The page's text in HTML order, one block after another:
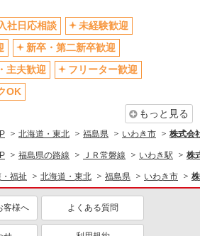
入社日応相談
未経験歓迎
新卒・第二新卒歓迎
主夫歓迎
フリーター歓迎
OK
もっと見る
北海道・東北 福島県 いわき市 株式会
福島県の路線 ＪＲ常磐線 いわき駅 株
福祉 北海道・東北 福島県 いわき市
客様へ よくある質問